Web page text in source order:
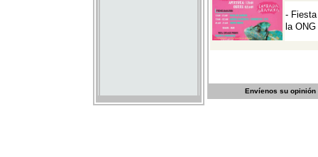
Envíenos su